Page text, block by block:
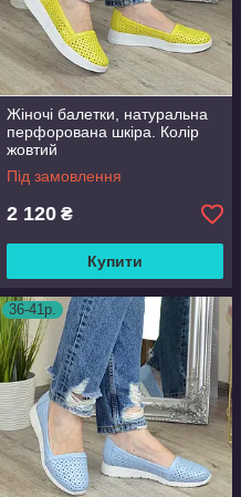
Жіночі балетки, натуральна
перфорована шкіра. Колір
жовтий
Під замовлення
2 120 ₴
Купити
36-41р.